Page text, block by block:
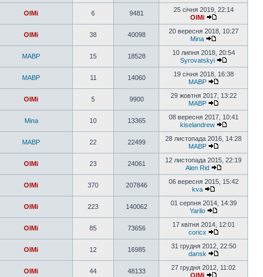
OlMi 6 9481
25 січня 2019, 22:14
OlMi
OlMi 38 40098
20 вересня 2018, 10:27
Mina
MABP 15 18528
10 липня 2018, 20:54
Syrovatskyi
MABP 11 14060
19 січня 2018, 16:38
MABP
OlMi 5 9900
29 жовтня 2017, 13:22
MABP
Mina 10 13365
08 вересня 2017, 10:41
kiselandrew
MABP 22 22499
28 листопада 2016, 14:28
MABP
OlMi 23 24061
12 листопада 2015, 22:19
Alen Rid
OlMi 370 207846
06 вересня 2015, 15:42
kva
OlMi 223 140062
01 серпня 2014, 14:39
Yarilo
OlMi 85 73656
17 квітня 2014, 12:01
coricx
OlMi 12 16985
31 грудня 2012, 22:50
dansk
OlMi 44 48133
27 грудня 2012, 11:02
OlMi